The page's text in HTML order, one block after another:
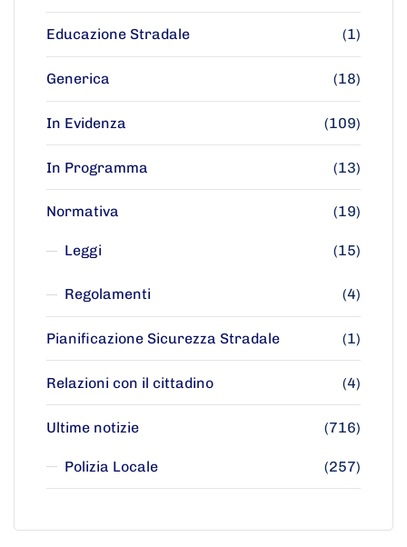
Educazione Stradale (1)
Generica (18)
In Evidenza (109)
In Programma (13)
Normativa (19)
Leggi (15)
Regolamenti (4)
Pianificazione Sicurezza Stradale (1)
Relazioni con il cittadino (4)
Ultime notizie (716)
Polizia Locale (257)